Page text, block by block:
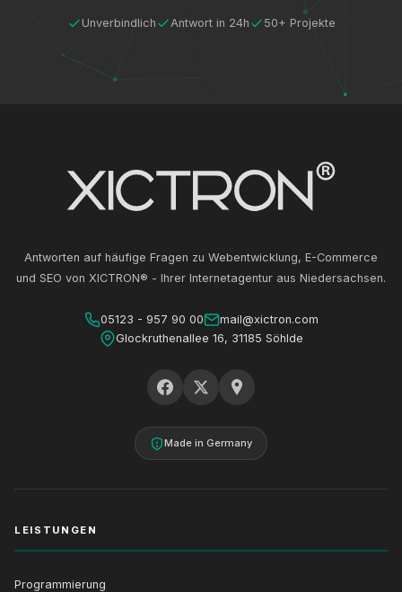
Unverbindlich Antwort in 24h 50+ Projekte
Antworten auf häufige Fragen zu Webentwicklung, E-Commerce
und SEO von XICTRON® - Ihrer Internetagentur aus Niedersachsen.
05123 - 957 90 00
mail@xictron.com
Glockruthenallee 16, 31185 Söhlde
Made in Germany
LEISTUNGEN
Programmierung